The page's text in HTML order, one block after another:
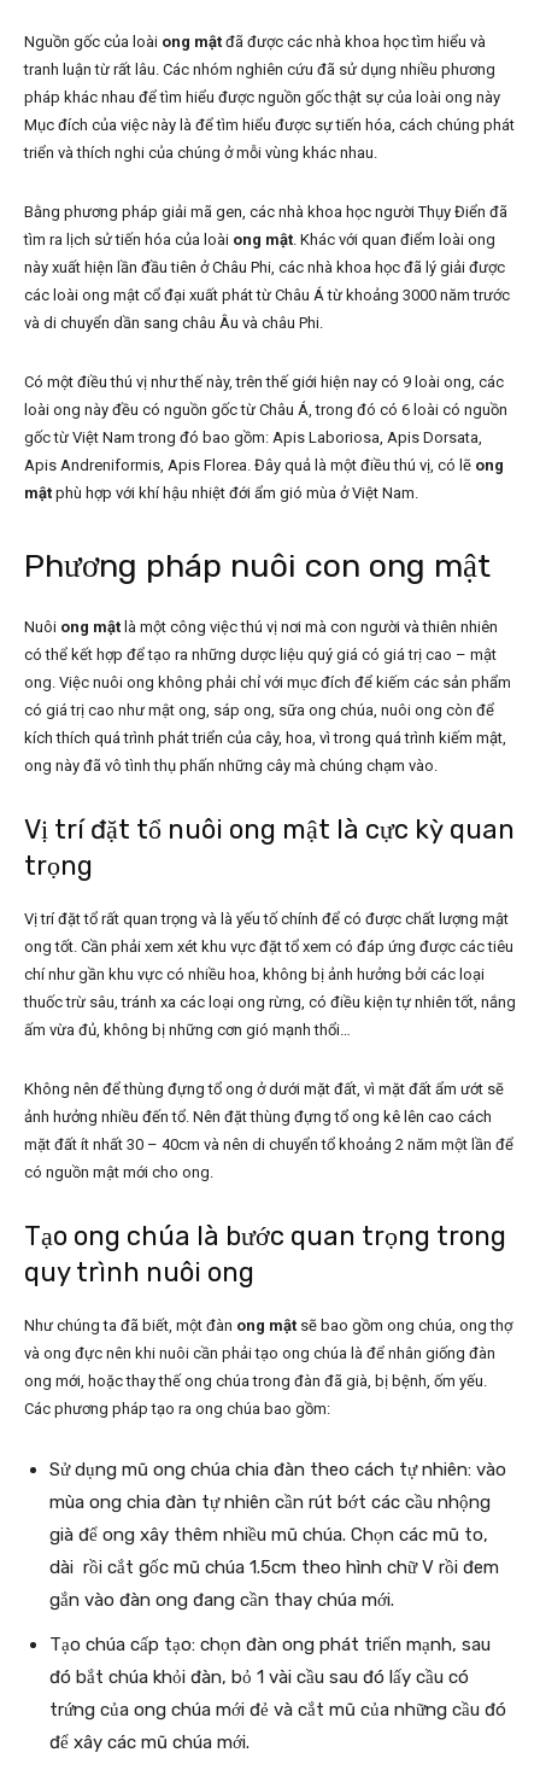
Nguồn gốc của loài ong mật đã được các nhà khoa học tìm hiểu và
tranh luận từ rất lâu. Các nhóm nghiên cứu đã sử dụng nhiều phương
pháp khác nhau để tìm hiểu được nguồn gốc thật sự của loài ong này
Mục đích của việc này là để tìm hiểu được sự tiến hóa, cách chúng phát
triển và thích nghi của chúng ở mỗi vùng khác nhau.
Bằng phương pháp giải mã gen, các nhà khoa học người Thụy Điển đã
tìm ra lịch sử tiến hóa của loài ong mật . Khác với quan điểm loài ong
này xuất hiện lần đầu tiên ở Châu Phi, các nhà khoa học đã lý giải được
các loài ong mật cổ đại xuất phát từ Châu Á từ khoảng 3000 năm trước
và di chuyển dần sang châu Âu và châu Phi.
Có một điều thú vị như thế này, trên thế giới hiện nay có 9 loài ong, các
loài ong này đều có nguồn gốc từ Châu Á, trong đó có 6 loài có nguồn
gốc từ Việt Nam trong đó bao gồm: Apis Laboriosa, Apis Dorsata,
Apis Andreniformis, Apis Florea. Đây quả là một điều thú vị, có lẽ ong
mật phù hợp với khí hậu nhiệt đới ẩm gió mùa ở Việt Nam.
Phương pháp nuôi con ong mật
Nuôi ong mật là một công việc thú vị nơi mà con người và thiên nhiên
có thể kết hợp để tạo ra những dược liệu quý giá có giá trị cao – mật
ong. Việc nuôi ong không phải chỉ với mục đích để kiếm các sản phẩm
có giá trị cao như mật ong, sáp ong, sữa ong chúa, nuôi ong còn để
kích thích quá trình phát triển của cây, hoa, vì trong quá trình kiếm mật,
ong này đã vô tình thụ phấn những cây mà chúng chạm vào.
Vị trí đặt tổ nuôi ong mật là cực kỳ quan
trọng
Vị trí đặt tổ rất quan trọng và là yếu tố chính để có được chất lượng mật
ong tốt. Cần phải xem xét khu vực đặt tổ xem có đáp ứng được các tiêu
chí như gần khu vực có nhiều hoa, không bị ảnh hưởng bởi các loại
thuốc trừ sâu, tránh xa các loại ong rừng, có điều kiện tự nhiên tốt, nắng
ấm vừa đủ, không bị những cơn gió mạnh thổi…
Không nên để thùng đựng tổ ong ở dưới mặt đất, vì mặt đất ẩm ướt sẽ
ảnh hưởng nhiều đến tổ. Nên đặt thùng đựng tổ ong kê lên cao cách
mặt đất ít nhất 30 – 40cm và nên di chuyển tổ khoảng 2 năm một lần để
có nguồn mật mới cho ong.
Tạo ong chúa là bước quan trọng trong
quy trình nuôi ong
Như chúng ta đã biết, một đàn ong mật sẽ bao gồm ong chúa, ong thợ
và ong đực nên khi nuôi cần phải tạo ong chúa là để nhân giống đàn
ong mới, hoặc thay thế ong chúa trong đàn đã già, bị bệnh, ốm yếu.
Các phương pháp tạo ra ong chúa bao gồm:
Sử dụng mũ ong chúa chia đàn theo cách tự nhiên: vào
mùa ong chia đàn tự nhiên cần rút bớt các cầu nhộng
già để ong xây thêm nhiều mũ chúa. Chọn các mũ to,
dài rồi cắt gốc mũ chúa 1.5cm theo hình chữ V rồi đem
gắn vào đàn ong đang cần thay chúa mới.
Tạo chúa cấp tạo: chọn đàn ong phát triển mạnh, sau
đó bắt chúa khỏi đàn, bỏ 1 vài cầu sau đó lấy cầu có
trứng của ong chúa mới đẻ và cắt mũ của những cầu đó
để xây các mũ chúa mới.